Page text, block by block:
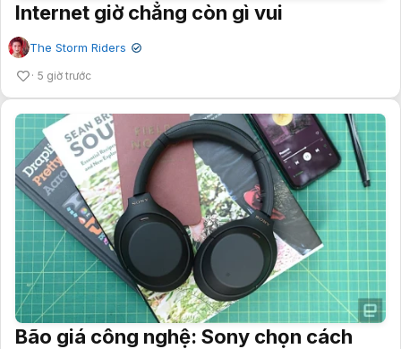
Internet giờ chẳng còn gì vui
The Storm Riders ✔
5 giờ trước
Bão giá công nghệ: Sony chọn cách